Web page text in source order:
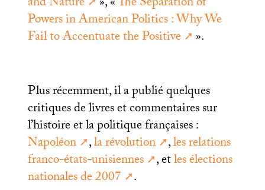
Powers in American Politics : Why We
Fail to Accentuate the Positive
».
Plus récemment, il a publié quelques
critiques de livres et commentaires sur
l’histoire et la politique françaises :
Napoléon
,la révolution ,les relations
franco-états-unisiennes
, etles élections
nationales de 2007
.